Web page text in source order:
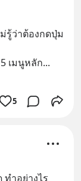
รู้ว่าต้องกดปุ่ม
เมนูหลัก
5
ทำอย่างไร